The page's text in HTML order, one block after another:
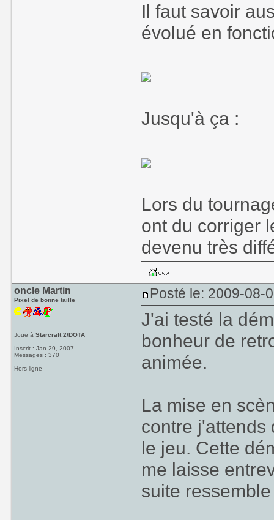
Il faut savoir
évolué en
Jusqu'à ça :
Lors du
ont du corriger
devenu très
oncle Martin
Pixel de bonne taille
Joue àStarcraft 2/DOTA
Inscrit : Jan 29, 2007
Messages : 370
Hors ligne
Posté le: 2009-08-
J'ai testé la
bonheur de
animée.
La mise en
contre j'attends
le jeu. Cette
me laisse
suite